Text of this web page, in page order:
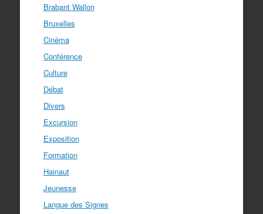
Brabant Wallon
Bruxelles
Cinéma
Conférence
Culture
Débat
Divers
Excursion
Exposition
Formation
Hainaut
Jeunesse
Langue des Signes